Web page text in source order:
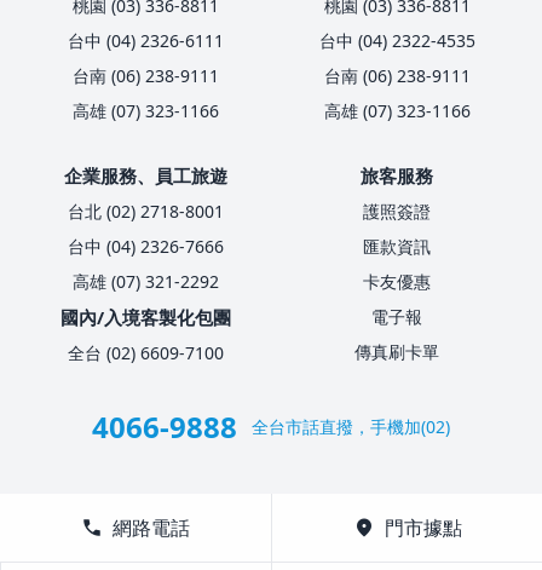
桃園 (03) 336-8811
台中 (04) 2326-6111
台南 (06) 238-9111
高雄 (07) 323-1166
桃園 (03) 336-8811
台中 (04) 2322-4535
台南 (06) 238-9111
高雄 (07) 323-1166
企業服務、員工旅遊
台北 (02) 2718-8001
台中 (04) 2326-7666
高雄 (07) 321-2292
國內/入境客製化包團
全台 (02) 6609-7100
旅客服務
護照簽證
匯款資訊
卡友優惠
電子報
傳真刷卡單
4066-9888 全台市話直撥，手機加(02)
call 網路電話 location_on 門市據點